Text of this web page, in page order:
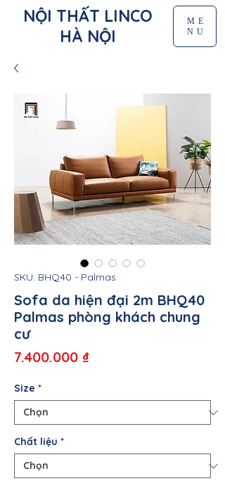
NỘI THẤT LINCO
HÀ NỘI
ME
NU
SKU: BHQ40 - Palmas
Sofa da hiện đại 2m BHQ40
Palmas phòng khách chung
cư
7.400.000 ₫Giá
Size *
Chất liệu *